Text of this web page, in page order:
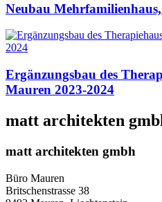
Neubau
Ergänzungsbau des
Mauren 2023-2024
matt architekten
matt architekten gmbh
Büro Mauren
Britschenstrasse 38